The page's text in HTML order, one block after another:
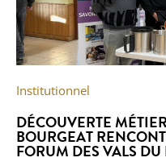
Institutionnel
DÉCOUVERTE
BOURGEAT
FORUM DES VALS